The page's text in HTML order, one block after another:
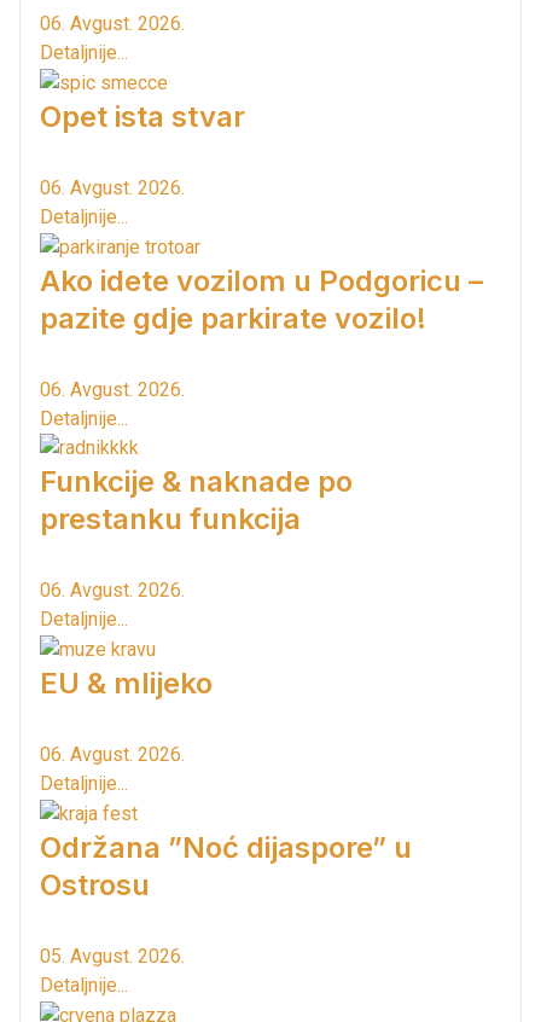
06. Avgust. 2026.
Detaljnije...
Opet ista stvar
06. Avgust. 2026.
Detaljnije...
Ako idete vozilom u Podgoricu –
pazite gdje parkirate vozilo!
06. Avgust. 2026.
Detaljnije...
Funkcije & naknade po
prestanku funkcija
06. Avgust. 2026.
Detaljnije...
EU & mlijeko
06. Avgust. 2026.
Detaljnije...
Održana ”Noć dijaspore” u
Ostrosu
05. Avgust. 2026.
Detaljnije...